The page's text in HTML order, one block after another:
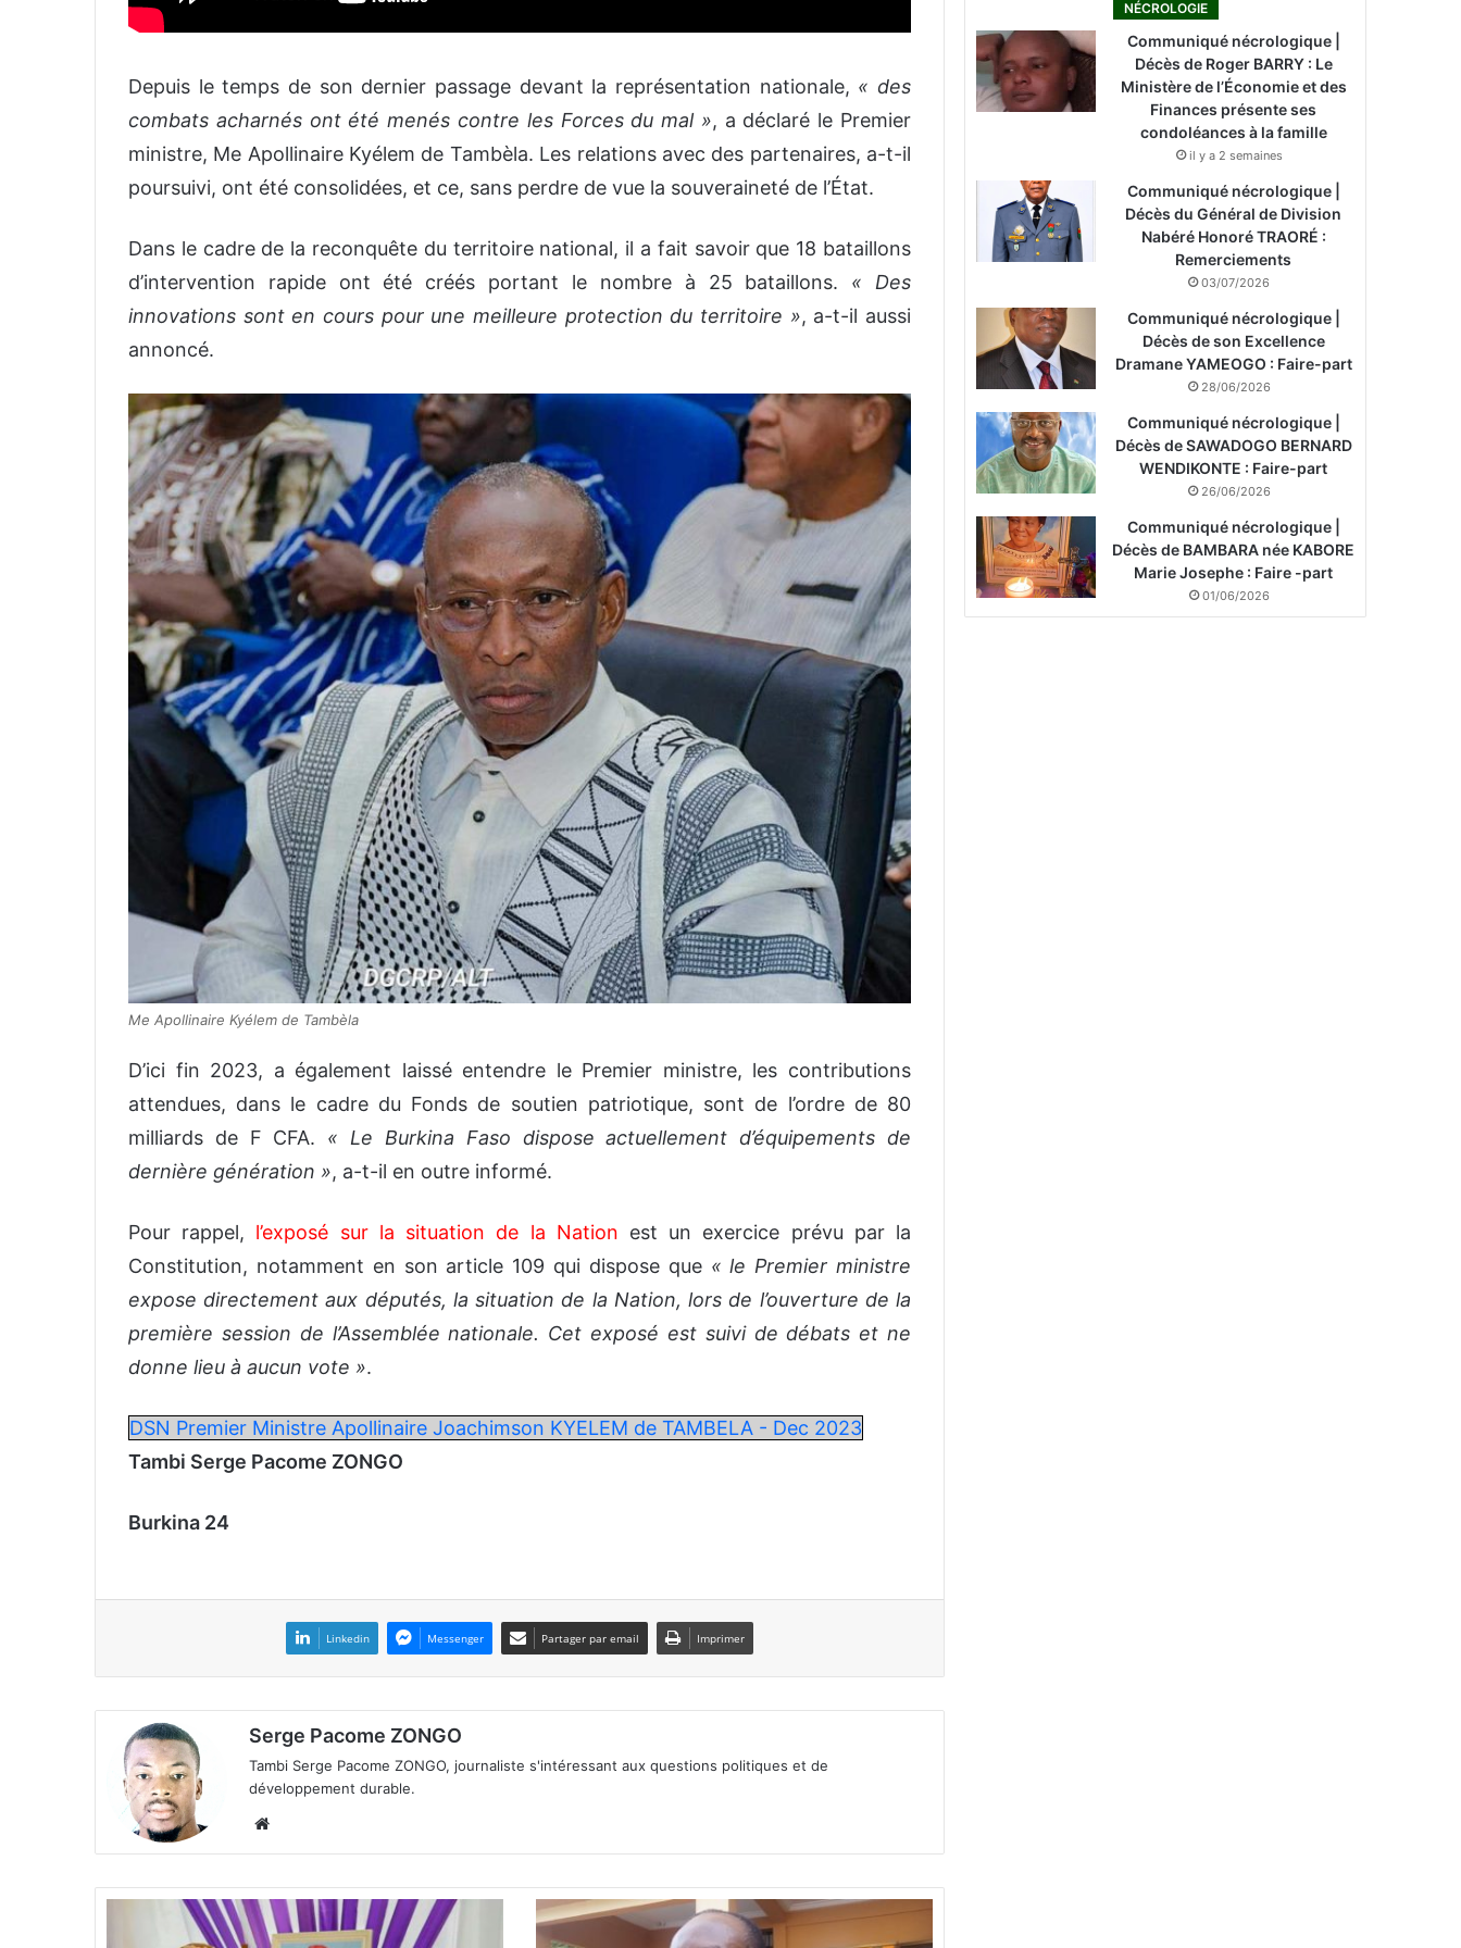
Depuis le temps de son dernier passage devant la représentation nationale, « des
combats acharnés ont été menés contre les Forces du mal », a déclaré le Premier
ministre, Me Apollinaire Kyélem de Tambèla. Les relations avec des partenaires, a-t-il
poursuivi, ont été consolidées, et ce, sans perdre de vue la souveraineté de l’État.
Dans le cadre de la reconquête du territoire national, il a fait savoir que 18 bataillons
d’intervention rapide ont été créés portant le nombre à 25 bataillons. « Des
innovations sont en cours pour une meilleure protection du territoire », a-t-il aussi
annoncé.
Me Apollinaire Kyélem de Tambèla
D’ici fin 2023, a également laissé entendre le Premier ministre, les contributions
attendues, dans le cadre du Fonds de soutien patriotique, sont de l’ordre de 80
milliards de F CFA. « Le Burkina Faso dispose actuellement d’équipements de
dernière génération », a-t-il en outre informé.
Pour rappel, l’exposé sur la situation de la Nation est un exercice prévu par la
Constitution, notamment en son article 109 qui dispose que « le Premier ministre
expose directement aux députés, la situation de la Nation, lors de l’ouverture de la
première session de l’Assemblée nationale. Cet exposé est suivi de débats et ne
donne lieu à aucun vote ».
DSN Premier Ministre Apollinaire Joachimson KYELEM de TAMBELA - Dec 2023
Tambi Serge Pacome ZONGO
Burkina 24
Linkedin Messenger Partager par email Imprimer
Serge Pacome ZONGO
Tambi Serge Pacome ZONGO, journaliste s'intéressant aux questions politiques et de
développement durable.
bsi
J
NÉCROLOGIE
Communiqué nécrologique |
Décès de Roger BARRY : Le
Ministère de l’Économie et des
Finances présente ses
condoléances à la famille
il y a 2 semaines
Communiqué nécrologique |
Décès du Général de Division
Nabéré Honoré TRAORÉ :
Remerciements
03/07/2026
Communiqué nécrologique |
Décès de son Excellence
Dramane YAMEOGO : Faire-part
28/06/2026
Communiqué nécrologique |
Décès de SAWADOGO BERNARD
WENDIKONTE : Faire-part
26/06/2026
Communiqué nécrologique |
Décès de BAMBARA née KABORE
Marie Josephe : Faire -part
01/06/2026